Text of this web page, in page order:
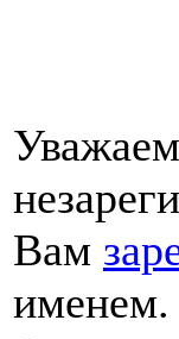
Вам
именем.